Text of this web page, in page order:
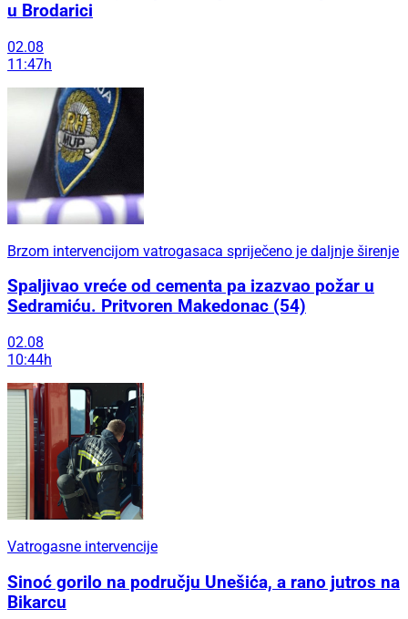
u Brodarici
02.08
11:47h
Brzom intervencijom vatrogasaca spriječeno je daljnje širenje
Spaljivao vreće od cementa pa izazvao požar u
Sedramiću. Pritvoren Makedonac (54)
02.08
10:44h
Vatrogasne intervencije
Sinoć gorilo na području Unešića, a rano jutros na
Bikarcu